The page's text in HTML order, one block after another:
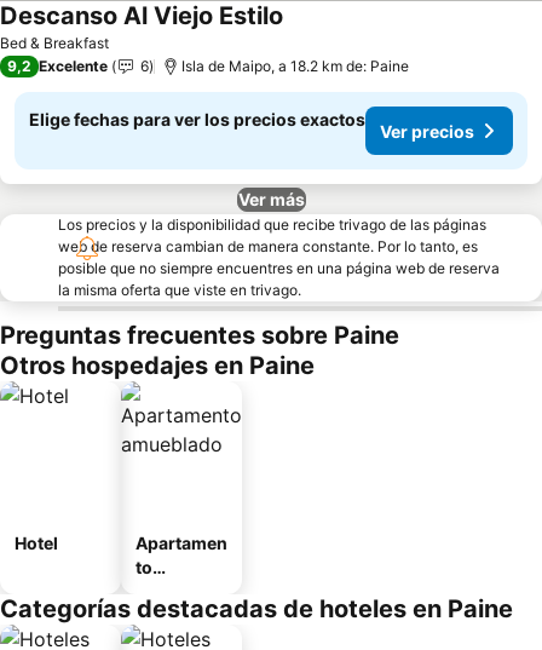
Bed & Breakfast
Descanso Al Viejo Estilo
9,2 Excelente 6 Isla de Maipo, a 18.2 km de: Paine
Elige fechas para ver los precios exactos
Ver precios
Ver más
Los precios y la disponibilidad que recibe trivago de las páginas
web de reserva cambian de manera constante. Por lo tanto, es
posible que no siempre encuentres en una página web de reserva
la misma oferta que viste en trivago.
Preguntas frecuentes sobre Paine
Otros hospedajes en Paine
Hotel
Apartamen
to
o
Categorías destacadas de hoteles en Paine